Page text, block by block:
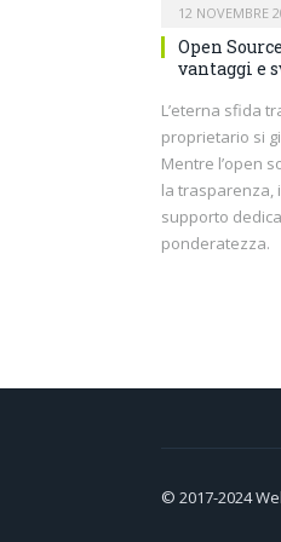
12 NOVEMBRE
Open
vantaggi e
L’eterna sfida
proprietario si
Mentre l’open
la trasparenza,
supporto
ponderatezza.
© 2017-2024